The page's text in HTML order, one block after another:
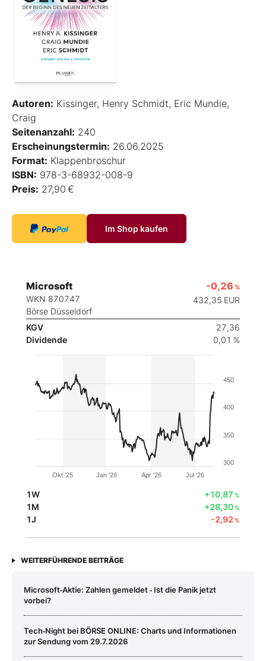
Autoren: Kissinger, Henry Schmidt, Eric Mundie,
Craig
Seitenanzahl: 240
Erscheinungstermin: 26.06.2025
Format: Klappenbroschur
ISBN: 978-3-68932-008-9
Preis: 27,90 €
Im Shop kaufen
Microsoft
WKN 870747
Börse Düsseldorf
-0,26 %
432,35 EUR
KGV
27,36
Dividende
0,01 %
Okt '25 Jan '26 Apr '26 Jul '26
300
350
400
450
1W +10,87 %
1M +28,30%
1J -2,92%
WEITERFÜHRENDE BEITRÄGE
Microsoft‑Aktie: Zahlen gemeldet ‑ Ist die Panik jetzt
vorbei?
Tech‑Night bei BÖRSE ONLINE: Charts und Informationen
zur Sendung vom 29.7.2026